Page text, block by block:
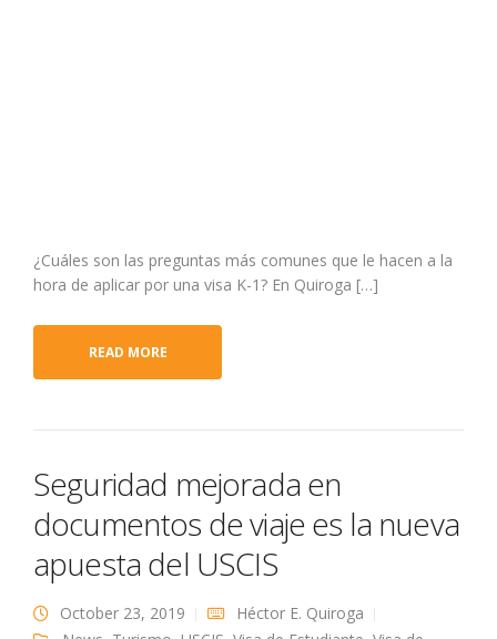
¿Cuáles son las preguntas más comunes que le hacen a la
hora de aplicar por una visa K-1? En Quiroga […]
READ MORE
Seguridad mejorada en
documentos de viaje es la nueva
apuesta del USCIS
October 23, 2019
Héctor E. Quiroga